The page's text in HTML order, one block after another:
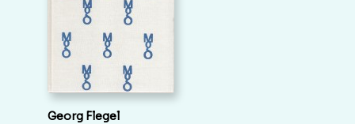
Georg Flegel